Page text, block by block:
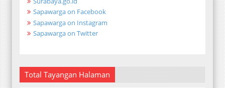
Sapawarga on Facebook
Sapawarga on Instagram
Sapawarga on Twitter
Total Tayangan Halaman